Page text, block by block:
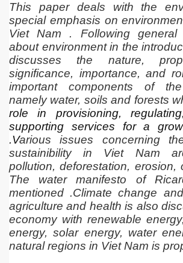
This paper deals with the
special emphasis on
Viet Nam . Following general
about environment in the
discusses the nature,
significance, importance, and
important components of the
namely water, soils and forests
role in provisioning,
supporting services for a
.Various issues concerning
sustainibility in Viet Nam
pollution, deforestation, erosion,
The water manifesto of
mentioned .Climate change
agriculture and health is also
economy with renewable
energy, solar energy, water
natural regions in Viet Nam is
núp